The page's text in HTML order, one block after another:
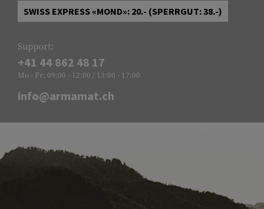
SWISS EXPRESS «MOND»: 20.- (SPERRGUT: 38.-)
Support:
+41 44 862 48 17
Mo - Fr: 09:00 - 12:00 / 13:00 - 17:00
info@armamat.ch